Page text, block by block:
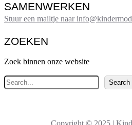
SAMENWERKEN
Stuur een mailtje naar
ZOEKEN
Zoek binnen onze website
Z
o
Search
Copyright © 2025 |